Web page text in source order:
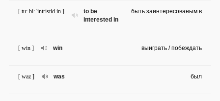
to be
interested in
[ tu: bi: 'intristid in ] быть заинтересованым в
win
[ win ] выиграть / побеждать
was
[ waz ] был